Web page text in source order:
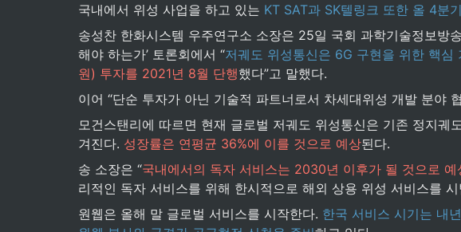
국내에서 위성 사업을 하고 있는 KT SAT과 SK텔링크 또한 올 4
송성찬 한화시스템 우주연구소 소장은 25일 국회 과학기술정보방
해야 하는가’ 토론회에서 “저궤도 위성통신은 6G 구현을 위한 핵심
원) 투자를 2021년 8월 단행했다”고 말했다.
이어 “단순 투자가 아닌 기술적 파트너로서 차세대위성 개발 분야
모건스탠리에 따르면 현재 글로벌 저궤도 위성통신은 기존 정지
겨진다. 성장률은 연평균 36%에 이를 것으로 예상된다.
송 소장은 “국내에서의 독자 서비스는 2030년 이후가 될 것으로 예
리적인 독자 서비스를 위해 한시적으로 해외 상용 위성 서비스를
원웹은 올해 말 글로벌 서비스를 시작한다. 한국 서비스 시기는 내